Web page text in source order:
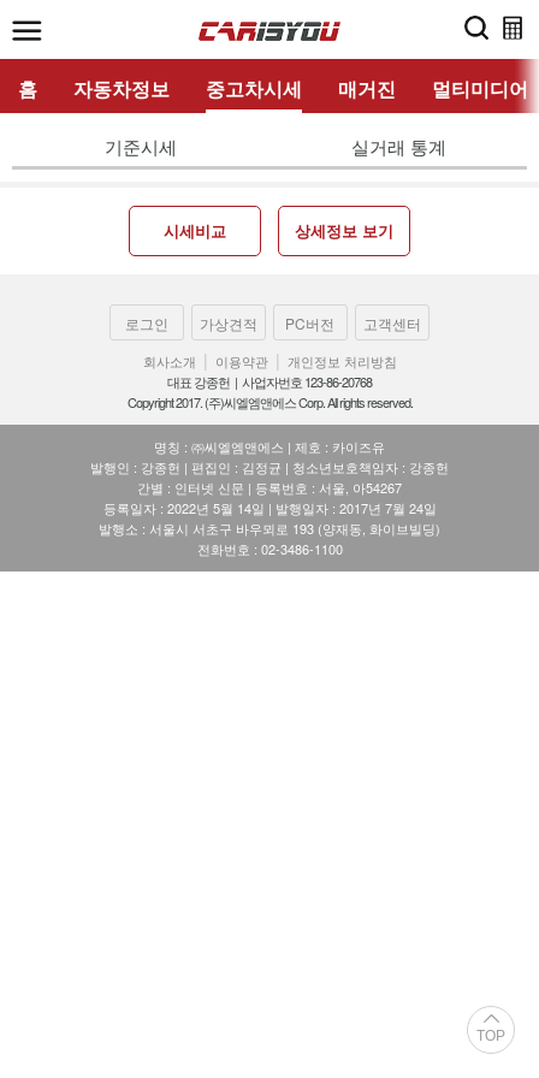
홈 자동차정보 중고차시세 매거진 멀티미디어
기준시세 실거래 통계
시세비교 상세정보 보기
로그인 가상견적 PC버전 고객센터
회사소개 | 이용약관 | 개인정보 처리방침
대표 강종헌 | 사업자번호 123-86-20768
Copyright 2017. (주)씨엘엠앤에스 Corp. All rights reserved.
명칭 : ㈜씨엘엠앤에스 | 제호 : 카이즈유
발행인 : 강종헌 | 편집인 : 김정균 | 청소년보호책임자 : 강종헌
간별 : 인터넷 신문 | 등록번호 : 서울, 아54267
등록일자 : 2022년 5월 14일 | 발행일자 : 2017년 7월 24일
발행소 : 서울시 서초구 바우뫼로 193 (양재동, 화이브빌딩)
전화번호 : 02-3486-1100
TOP